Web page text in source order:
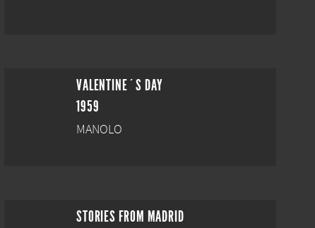
VALENTINE´S DAY
1959
MANOLO
STORIES FROM MADRID